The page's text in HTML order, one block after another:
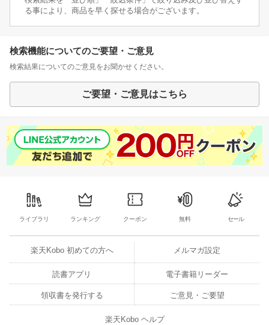
る事により、商品を早く探せる場合がございます。
検索機能についてのご要望・ご意見
検索結果についてのご意見をお聞かせください。
ご要望・ご意見はこちら
ライブラリ ランキング クーポン 無料 セール
楽天Kobo 初めての方へ メルマガ設定
読書アプリ 電子書籍リーダー
領収書を発行する ご意見・ご要望
楽天Kobo ヘルプ